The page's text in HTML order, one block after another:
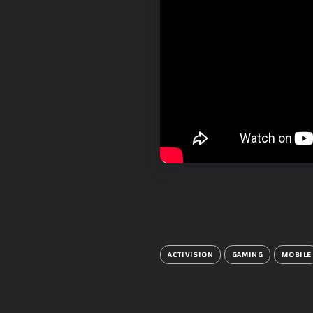
ACTIVISION GAMING MOBILE